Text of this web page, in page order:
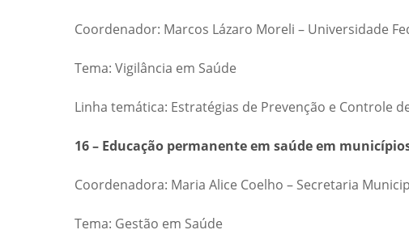
Coordenador: Marcos Lázaro Moreli – Universidade
Tema: Vigilância em Saúde
Linha temática: Estratégias de Prevenção e Controle
16 – Educação permanente em saúde em
Coordenadora: Maria Alice Coelho – Secretaria
Tema: Gestão em Saúde